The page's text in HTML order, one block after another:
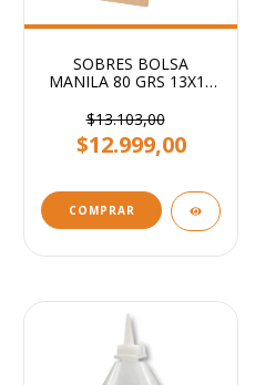
SOBRES BOLSA
MANILA 80 GRS 13X19
$13.103,00
$12.999,00
COMPRAR